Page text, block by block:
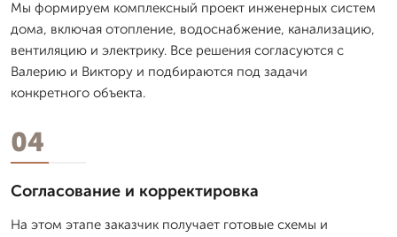
Мы формируем комплексный проект инженерных систем
дома, включая отопление, водоснабжение, канализацию,
вентиляцию и электрику. Все решения согласуются с
Валерию и Виктору и подбираются под задачи
конкретного объекта.
04
Согласование и корректировка
На этом этапе заказчик получает готовые схемы и